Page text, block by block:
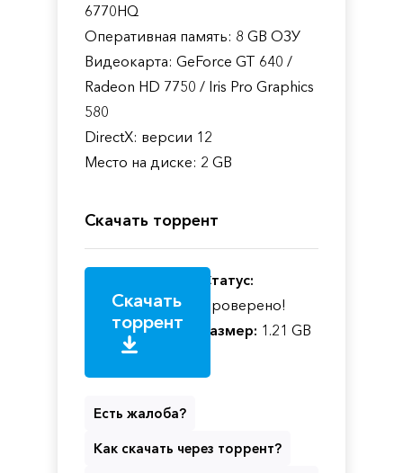
6770HQ
Оперативная память: 8 GB ОЗУ
Видеокарта: GeForce GT 640 /
Radeon HD 7750 / Iris Pro Graphics
580
DirectX: версии 12
Место на диске: 2 GB
Скачать торрент
Скачать
торрент
Статус:
Проверено!
Размер: 1.21 GB
Есть жалоба?
Как скачать через торрент?